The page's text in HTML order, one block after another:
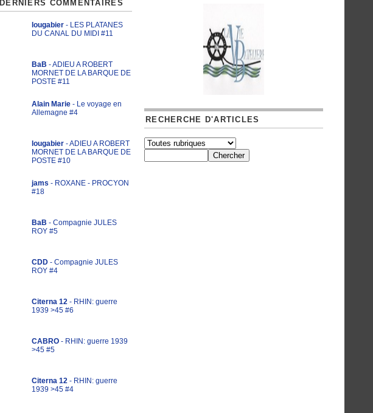
DERNIERS COMMENTAIRES
lougabier - LES PLATANES
DU CANAL DU MIDI #11
BaB - ADIEU A ROBERT
MORNET DE LA BARQUE DE
POSTE #11
Alain Marie - Le voyage en
Allemagne #4
lougabier - ADIEU A ROBERT
MORNET DE LA BARQUE DE
POSTE #10
jams - ROXANE - PROCYON
#18
BaB - Compagnie JULES
ROY #5
CDD - Compagnie JULES
ROY #4
Citerna 12 - RHIN: guerre
1939 >45 #6
CABRO - RHIN: guerre 1939
>45 #5
Citerna 12 - RHIN: guerre
1939 >45 #4
RECHERCHE D'ARTICLES